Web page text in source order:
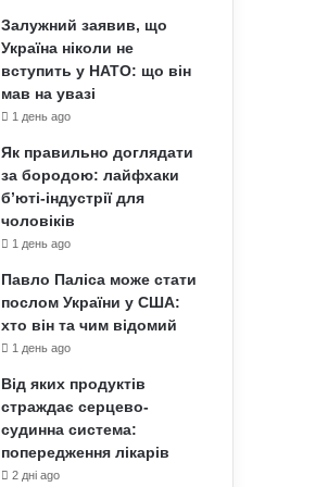
Залужний заявив, що
Україна ніколи не
вступить у НАТО: що він
мав на увазі
1 день ago
Як правильно доглядати
за бородою: лайфхаки
б’юті-індустрії для
чоловіків
1 день ago
Павло Паліса може стати
послом України у США:
хто він та чим відомий
1 день ago
Від яких продуктів
страждає серцево-
судинна система:
попередження лікарів
2 дні ago